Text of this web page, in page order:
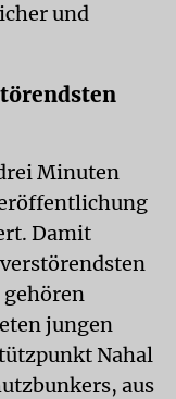
und
Minuten
Damit
gehören
jungen
Nahal
aus